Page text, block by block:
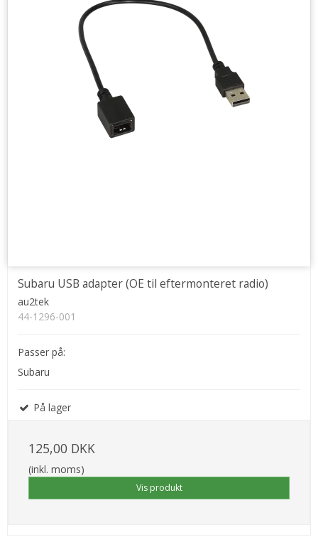
Subaru USB adapter (OE til eftermonteret radio)
au2tek
44-1296-001
Passer på:
Subaru
På lager
125,00 DKK
(inkl. moms)
Vis produkt